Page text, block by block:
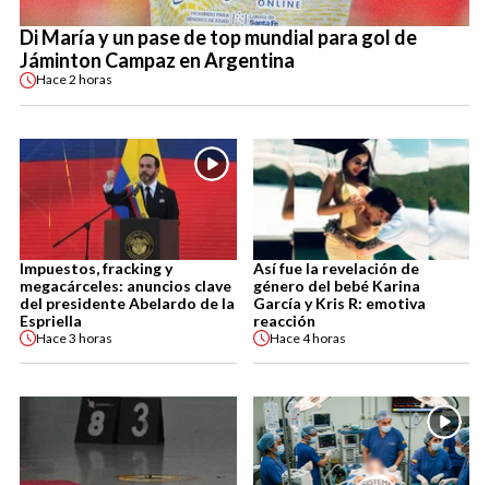
Di María y un pase de top mundial para gol de
Jáminton Campaz en Argentina
Hace2 horas
Impuestos, fracking y
megacárceles: anuncios clave
del presidente Abelardo de la
Espriella
Hace3 horas
Así fue la revelación de
género del bebé Karina
García y Kris R: emotiva
reacción
Hace4 horas